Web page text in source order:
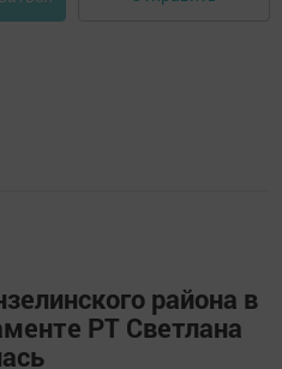
района в
РТ Светлана